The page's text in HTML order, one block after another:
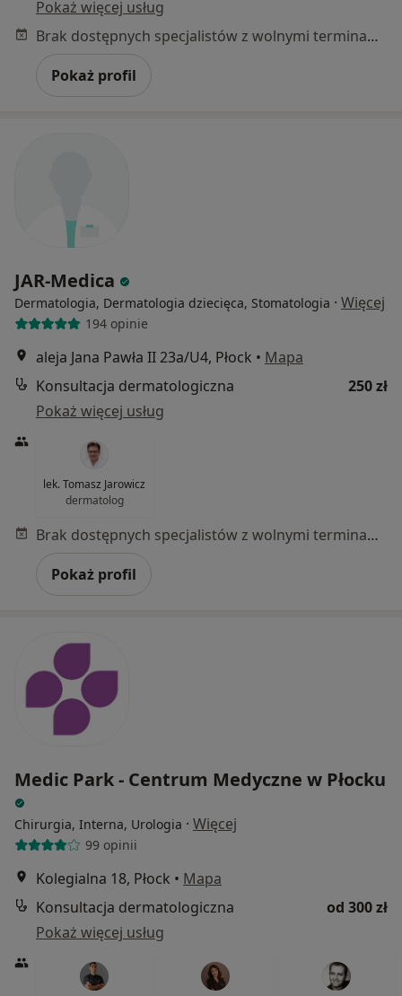
Pokaż więcej usług
Brak dostępnych specjalistów z wolnymi terminami w tym centrum medycznym.
Pokaż profil
JAR-Medica
Dermatologia, Dermatologia dziecięca, Stomatologia · Więcej
194 opinie
aleja Jana Pawła II 23a/U4, Płock • Mapa
Konsultacja dermatologiczna
250 zł
Pokaż więcej usług
lek. Tomasz Jarowicz
dermatolog
Brak dostępnych specjalistów z wolnymi terminami w tym centrum medycznym.
Pokaż profil
Medic Park - Centrum Medyczne w Płocku
Chirurgia, Interna, Urologia · Więcej
99 opinii
Kolegialna 18, Płock • Mapa
Konsultacja dermatologiczna
od 300 zł
Pokaż więcej usług